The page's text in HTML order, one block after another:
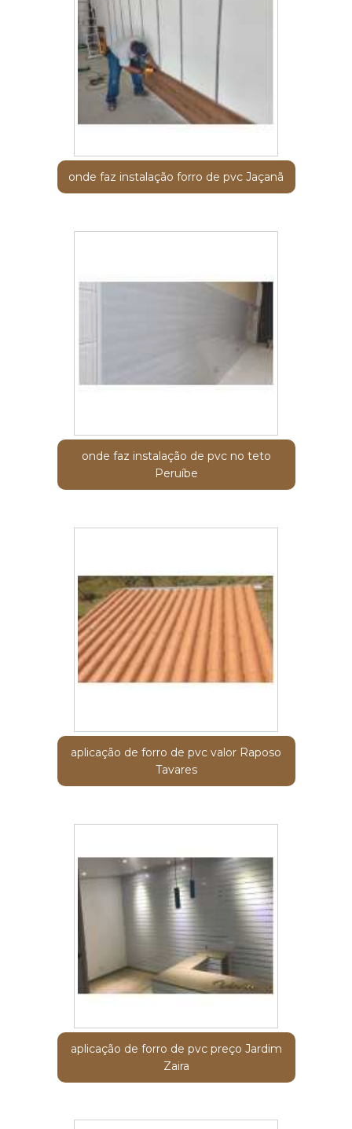
onde faz instalação forro de pvc Jaçanã
onde faz instalação de pvc no teto
Peruíbe
aplicação de forro de pvc valor Raposo
Tavares
aplicação de forro de pvc preço Jardim
Zaira